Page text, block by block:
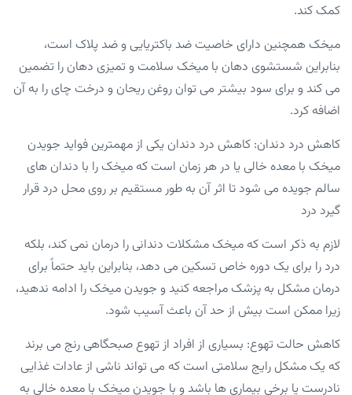
کمک کند.
میخک همچنین دارای خاصیت ضد باکتریایی و ضد پلاک است،
بنابراین شستشوی دهان با میخک سلامت و تمیزی دهان را تضمین
می کند و برای سود بیشتر می توان روغن ریحان و درخت چای را به آن
اضافه کرد.
کاهش درد دندان: کاهش درد دندان یکی از مهمترین فواید جویدن
میخک با معده خالی یا در هر زمان است که میخک را با دندان های
سالم جویده می شود تا اثر آن به طور مستقیم بر روی محل درد قرار
گیرد درد
لازم به ذکر است که میخک مشکلات دندانی را درمان نمی کند، بلکه
درد را برای یک دوره خاص تسکین می دهد، بنابراین باید حتماً برای
درمان مشکل به پزشک مراجعه کنید و جویدن میخک را ادامه ندهید،
زیرا ممکن است بیش از حد آن باعث آسیب شود.
کاهش حالت تهوع: بسیاری از افراد از تهوع صبحگاهی رنج می برند
که یک مشکل رایج سلامتی است که می تواند ناشی از عادات غذایی
نادرست یا برخی بیماری ها باشد و با جویدن میخک با معده خالی به